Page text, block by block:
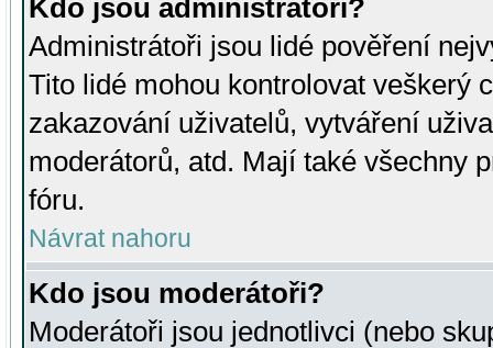
Kdo jsou administrátoři?
Administrátoři jsou lidé pověření
Tito lidé mohou kontrolovat veškerý
zakazování uživatelů, vytváření
moderátorů, atd. Mají také všechny
fóru.
Návrat nahoru
Kdo jsou moderátoři?
Moderátoři jsou jednotlivci (nebo